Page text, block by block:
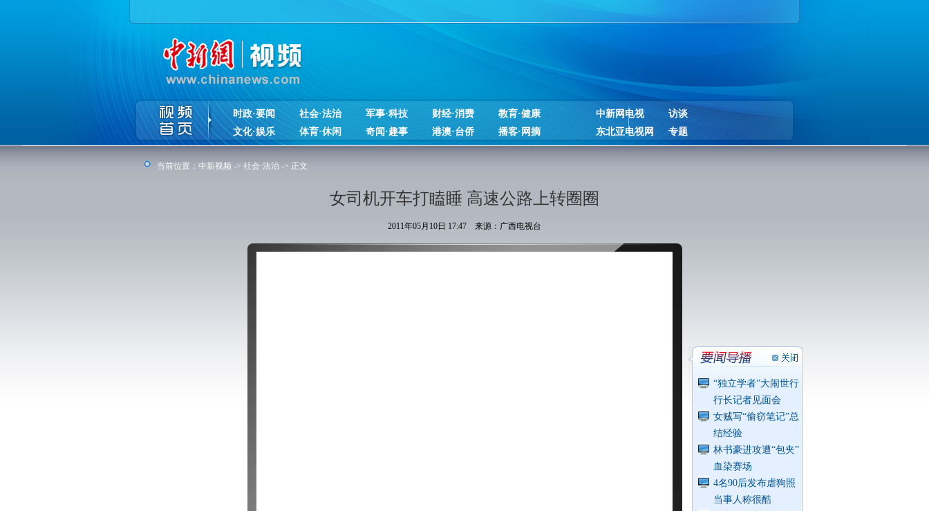
时政·要闻 社会·法治 军事·科技 财经·消费
教育·健康
文化·娱乐
体育·休闲 奇闻·趣事 港澳·台侨 播客·网摘
中新网电视
访谈
东北亚电视网
专题
当前位置： 中新视频 -> 社会·法治 -> 正文
女司机开车打瞌睡 高速公路上转圈圈
2011年05月10日 17:47 来源：广西电视台
“独立学者”大闹世行
行长记者见面会
女贼写“偷窃笔记”总
结经验
林书豪进攻遭“包夹”
血染赛场
4名90后发布虐狗照
当事人称很酷